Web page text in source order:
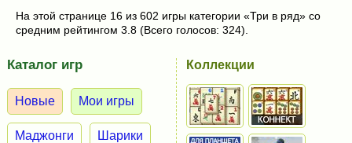
На этой странице 16 из 602 игры категории «Три в ряд» со
средним рейтингом 3.8 (Всего голосов: 324).
Каталог игр
Новые Мои игры
Маджонги Шарики
Коллекции